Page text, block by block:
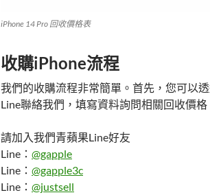
iPhone 14 Pro 回收價格表
收購iPhone流程
我們的收購流程非常簡單。首先，您可以
Line聯絡我們，填寫資料詢問相關回收價格
請加入我們青蘋果Line好友
Line： @gapple
Line： @gapple3c
Line： @justsell